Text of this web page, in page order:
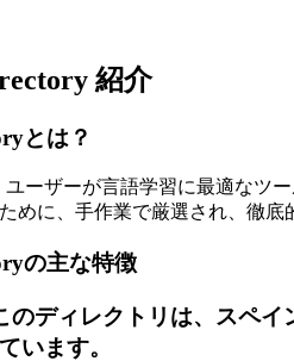
紹介
とは？
ユーザーが言語学習に最適な
めに、手作業で厳選され、徹
の主な特徴
のディレクトリは、スペ
います。